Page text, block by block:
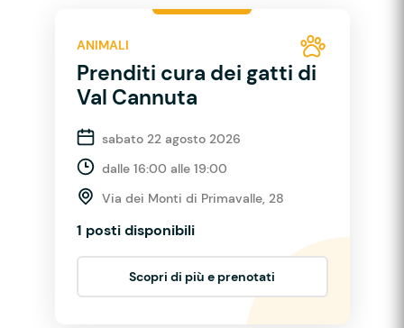
ANIMALI
Prenditi cura dei gatti di
Val Cannuta
sabato 22 agosto 2026
dalle 16:00 alle 19:00
Via dei Monti di Primavalle, 28
1 posti disponibili
Scopri di più e prenotati